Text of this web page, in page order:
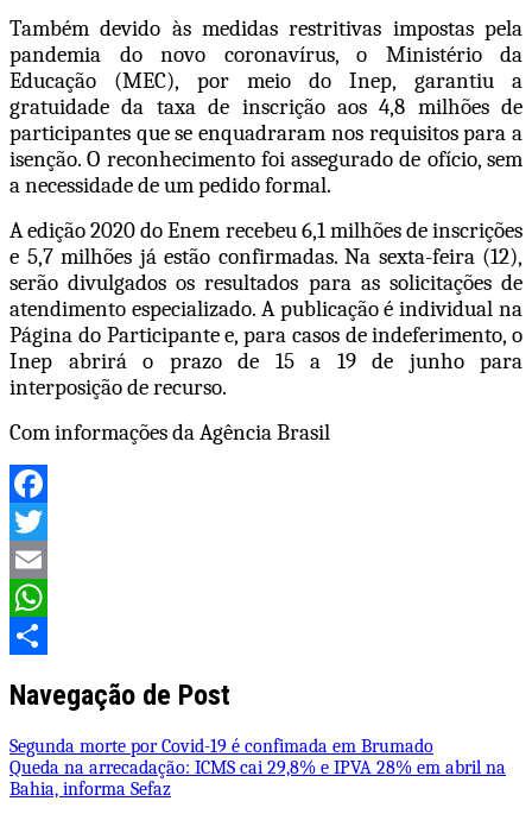
Também devido às medidas restritivas impostas pela
pandemia do novo coronavírus, o Ministério da
Educação (MEC), por meio do Inep, garantiu a
gratuidade da taxa de inscrição aos 4,8 milhões de
participantes que se enquadraram nos requisitos para a
isenção. O reconhecimento foi assegurado de ofício, sem
a necessidade de um pedido formal.
A edição 2020 do Enem recebeu 6,1 milhões de inscrições
e 5,7 milhões já estão confirmadas. Na sexta-feira (12),
serão divulgados os resultados para as solicitações de
atendimento especializado. A publicação é individual na
Página do Participante e, para casos de indeferimento, o
Inep abrirá o prazo de 15 a 19 de junho para
interposição de recurso.
Com informações da Agência Brasil
Facebook
Twitter
Email
WhatsApp
Navegação de Post
Segunda morte por Covid-19 é confimada em Brumado
Queda na arrecadação: ICMS cai 29,8% e IPVA 28% em abril na
Bahia, informa Sefaz